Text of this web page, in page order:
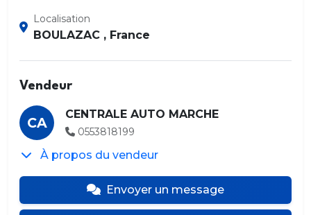
Localisation
BOULAZAC , France
Vendeur
CA
CENTRALE AUTO MARCHE
0553818199
À propos du vendeur
Envoyer un message